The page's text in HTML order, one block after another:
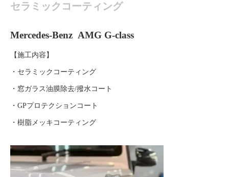
セラミックコーティング
Mercedes-Benz AMG G-class
【施工内容】
・セラミックコーティング
・窓ガラス油膜除去/撥水コート
・GPプロテクションコート
・樹脂メッキコーティング